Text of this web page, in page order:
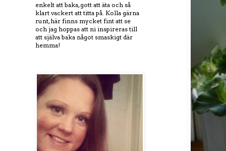
enkelt att baka, gott att äta och så
klart vackert att titta på. Kolla gärna
runt, här finns mycket fint att se
och jag hoppas att ni inspireras till
att själva baka något smaskigt där
hemma!